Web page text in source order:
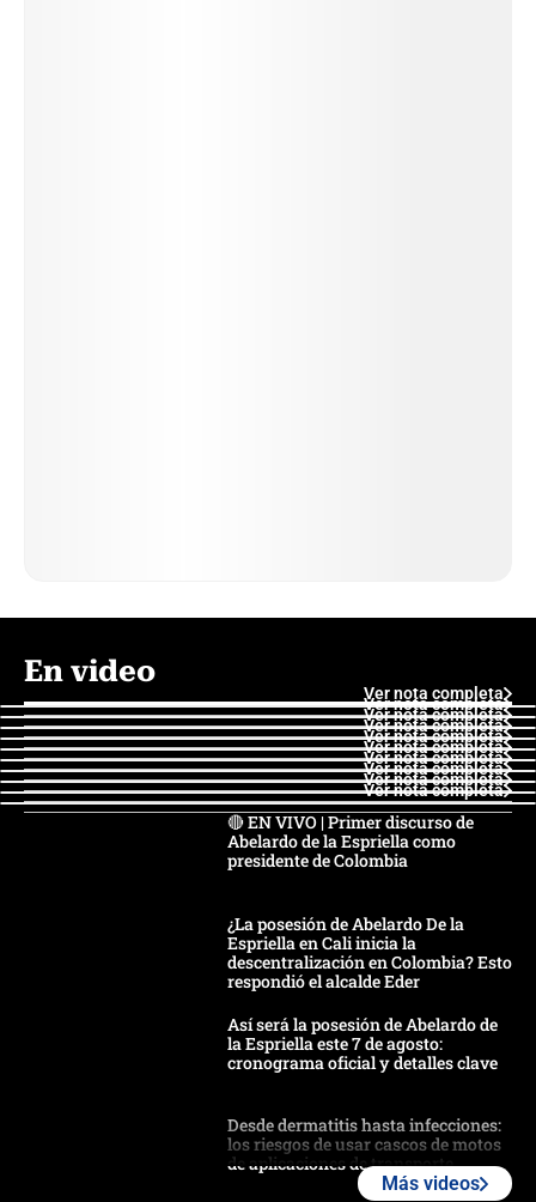
En video
Ver nota completa
Ver nota completa
Ver nota completa
Ver nota completa
Ver nota completa
Ver nota completa
Ver nota completa
Ver nota completa
Ver nota completa
Ver nota completa
🔴 EN VIVO | Primer discurso de
Abelardo de la Espriella como
presidente de Colombia
¿La posesión de Abelardo De la
Espriella en Cali inicia la
descentralización en Colombia? Esto
respondió el alcalde Eder
Así será la posesión de Abelardo de
la Espriella este 7 de agosto:
cronograma oficial y detalles clave
Desde dermatitis hasta infecciones:
los riesgos de usar cascos de motos
de aplicaciones de transporte
Más videos